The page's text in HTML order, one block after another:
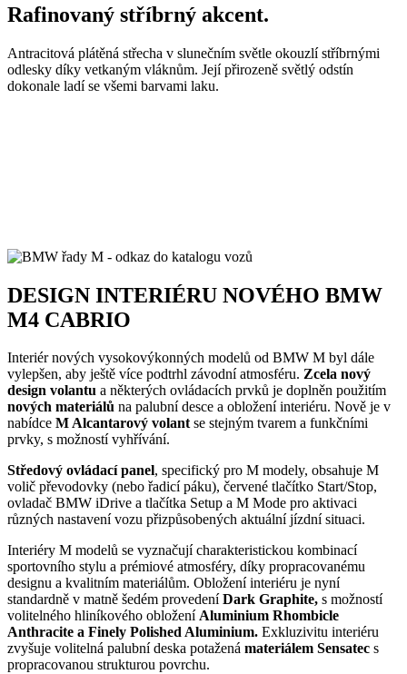
Rafinovaný stříbrný akcent.
Antracitová plátěná střecha v slunečním světle okouzlí stříbrnými
odlesky díky vetkaným vláknům. Její přirozeně světlý odstín
dokonale ladí se všemi barvami laku.
DESIGN INTERIÉRU NOVÉHO BMW
M4 CABRIO
Interiér nových vysokovýkonných modelů od BMW M byl dále
vylepšen, aby ještě více podtrhl závodní atmosféru. Zcela nový
design volantu a některých ovládacích prvků je doplněn použitím
nových materiálů na palubní desce a obložení interiéru. Nově je v
nabídce M Alcantarový volantse stejným tvarem a funkčními
prvky, s možností vyhřívání.
Středový ovládací panel, specifický pro M modely, obsahuje M
volič převodovky (nebo řadicí páku), červené tlačítko Start/Stop,
ovladač BMW iDrive a tlačítka Setup a M Mode pro aktivaci
různých nastavení vozu přizpůsobených aktuální jízdní situaci.
Interiéry M modelů se vyznačují charakteristickou kombinací
sportovního stylu a prémiové atmosféry, díky propracovanému
designu a kvalitním materiálům. Obložení interiéru je nyní
standardně v matně šedém provedení Dark Graphite, s možností
volitelného hliníkového obložení Aluminium Rhombicle
Anthracite a Finely Polished Aluminium. Exkluzivitu interiéru
zvyšuje volitelná palubní deska potažená materiálem Sensatec s
propracovanou strukturou povrchu.